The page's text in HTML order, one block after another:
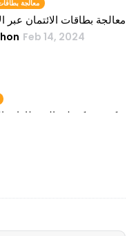
معالجة
معالجة بطاقات الائتمان عبر
Feb 14, 2024
كيف يمكن لمعالج بطاقات
معالجات بطاقات
الائتمان